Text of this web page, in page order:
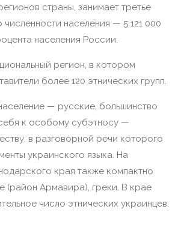
страны, занимает третье
населения — 5 121 000
населения России.
регион, в котором
более 120 этнических групп.
— русские, большинство
к особому субэтносу —
в разговорной речи которого
украинского языка. На
края также компактно
(район Армавира), греки. В крае
число этнических украинцев.